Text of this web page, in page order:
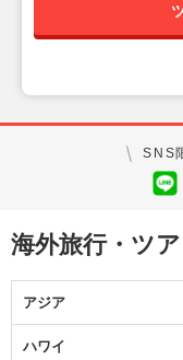
SNS
海外旅行・ツ
アジア
ハワイ